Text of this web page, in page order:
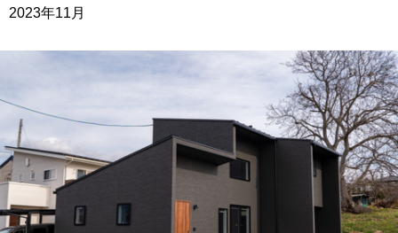
2023年11月